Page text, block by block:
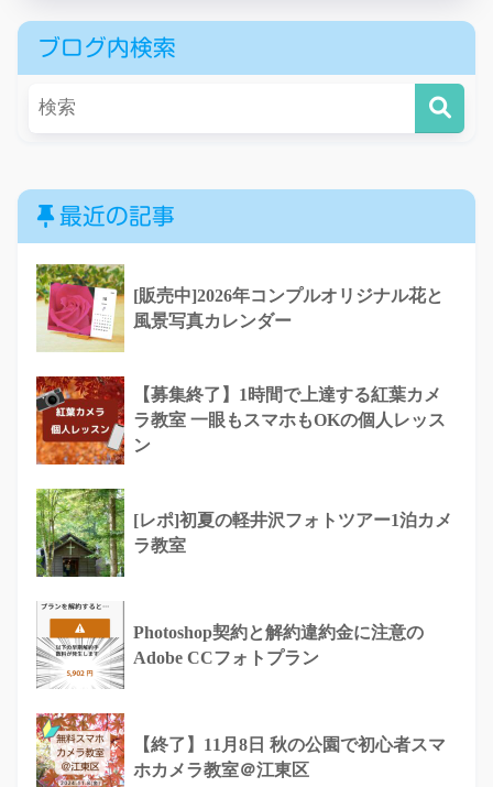
ブログ内検索
最近の記事
[販売中]2026年コンプルオリジナル花と
風景写真カレンダー
【募集終了】1時間で上達する紅葉カメ
ラ教室 一眼もスマホもOKの個人レッス
ン
[レポ]初夏の軽井沢フォトツアー1泊カメ
ラ教室
Photoshop契約と解約違約金に注意の
Adobe CCフォトプラン
【終了】11月8日 秋の公園で初心者スマ
ホカメラ教室＠江東区